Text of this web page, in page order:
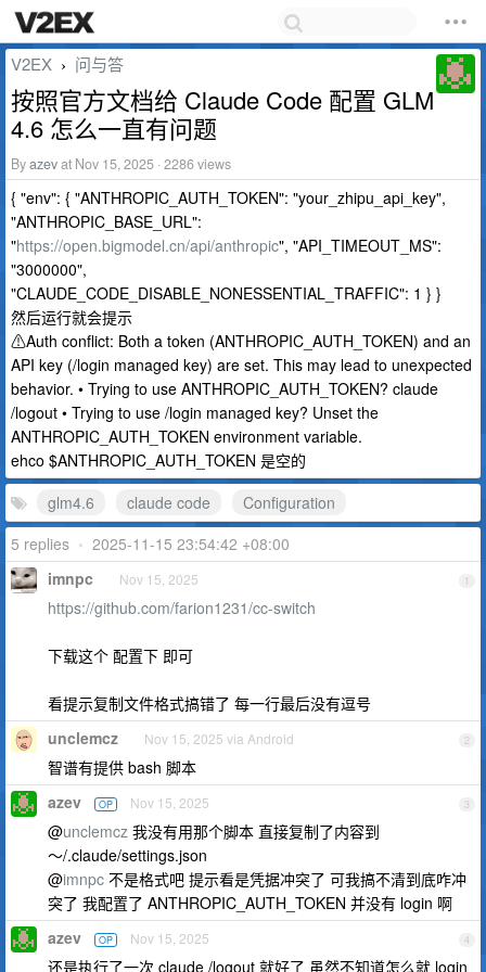
V2EX › 问与答
按照官方文档给 Claude Code 配置 GLM
4.6 怎么一直有问题
Byazevat Nov 15, 2025 · 2286 views
{ "env": { "ANTHROPIC_AUTH_TOKEN": "your_zhipu_api_key",
"ANTHROPIC_BASE_URL":
"https://open.bigmodel.cn/api/anthropic", "API_TIMEOUT_MS":
"3000000",
"CLAUDE_CODE_DISABLE_NONESSENTIAL_TRAFFIC": 1 } }
然后运行就会提示
⚠Auth conflict: Both a token (ANTHROPIC_AUTH_TOKEN) and an
API key (/login managed key) are set. This may lead to unexpected
behavior. • Trying to use ANTHROPIC_AUTH_TOKEN? claude
/logout • Trying to use /login managed key? Unset the
ANTHROPIC_AUTH_TOKEN environment variable.
ehco $ANTHROPIC_AUTH_TOKEN 是空的
glm4.6
claude code
Configuration
5 replies • 2025-11-15 23:54:42 +08:00
1
imnpc Nov 15, 2025
https://github.com/farion1231/cc-switch
下载这个 配置下 即可
看提示复制文件格式搞错了 每一行最后没有逗号
2
unclemcz Nov 15, 2025 via Android
智谱有提供 bash 脚本
3
azev OP Nov 15, 2025
@unclemcz 我没有用那个脚本 直接复制了内容到
～/.claude/settings.json
@imnpc 不是格式吧 提示看是凭据冲突了 可我搞不清到底咋冲
突了 我配置了 ANTHROPIC_AUTH_TOKEN 并没有 login 啊
4
azev OP Nov 15, 2025
还是执行了一次 claude /logout 就好了 虽然不知道怎么就 login